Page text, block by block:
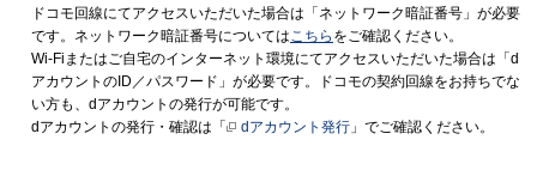
ドコモ回線にてアクセスいただいた場合は「ネットワーク暗証番号」が必要
です。ネットワーク暗証番号についてはこちら をご確認ください。
Wi-Fiまたはご自宅のインターネット環境にてアクセスいただいた場合は「d
アカウントのID／パスワード」が必要です。ドコモの契約回線をお持ちでな
い方も、dアカウントの発行が可能です。
dアカウントの発行・確認は「
dアカウント発行 」でご確認ください。